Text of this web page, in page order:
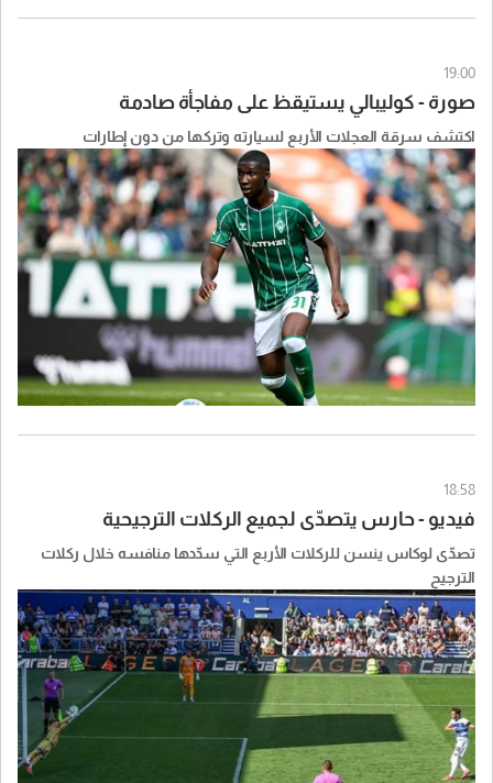
19:00
صورة - كوليبالي يستيقظ على مفاجأة صادمة
اكتشف سرقة العجلات الأربع لسيارته وتركها من دون إطارات
18:58
فيديو - حارس يتصدّى لجميع الركلات الترجيحية
تصدّى لوكاس ينسن للركلات الأربع التي سدّدها منافسه خلال ركلات
الترجيح